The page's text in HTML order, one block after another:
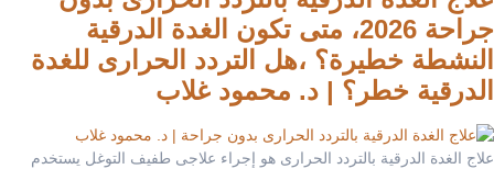
جراحة 2026، متى تكون الغدة الدرقية
النشطة خطيرة؟ ،هل التردد الحرارى للغدة
الدرقية خطر؟ | د. محمود غلاب
علاج الغدة الدرقية بالتردد الحرارى هو إجراء علاجى طفيف التوغل يستخدم